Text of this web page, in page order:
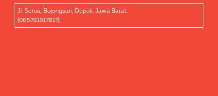
Jl. Serua, Bojongsari, Depok, Jawa Barat.
[085781817817]